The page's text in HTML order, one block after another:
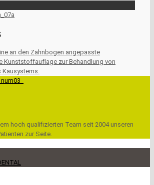
an den Zahnbogen angepasste
Kunststoffauflage zur Behandlung von
Kausystems.
hoch qualifizierten Team seit 2004 unseren
zur Seite.